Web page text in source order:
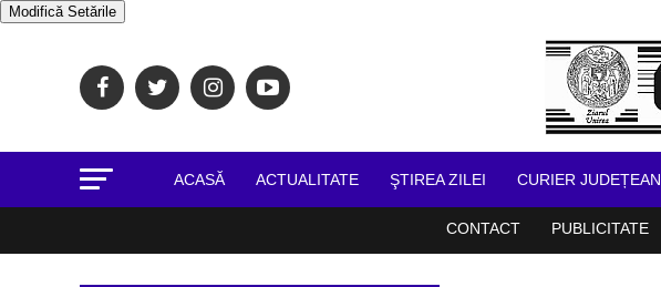
Modifică Setările
ACASĂ ACTUALITATE ŞTIREA ZILEI CURIER JUDEȚEAN
CONTACT PUBLICITATE